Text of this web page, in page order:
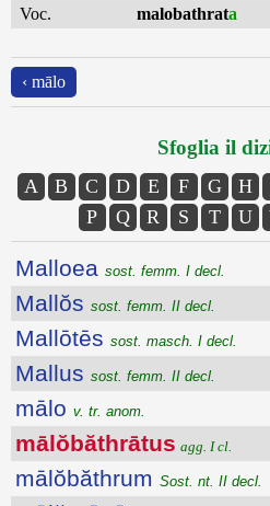
Voc.
malobathrata
‹ mālo
Sfoglia il
A B C D E F G H
P
Q R S T U
Malloea sost. femm. I decl.
Mallŏs sost. femm. II decl.
Mallōtēs sost. masch. I decl.
Mallus sost. femm. II decl.
mālo v. tr. anom.
mālŏbăthrātus agg. I cl.
mālŏbăthrum Sost. nt. II decl.